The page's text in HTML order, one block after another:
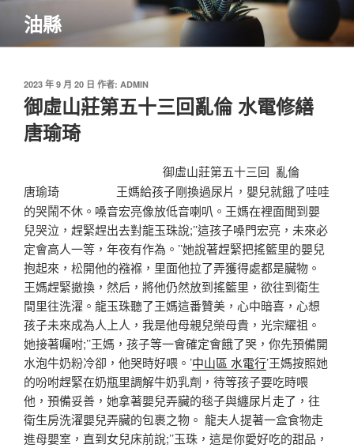
主
油縣
發
佈
於
2023 年 9 月 20 日 作者: ADMIN
御虛山莊第五十三回亂倫 水電修繕
唐瑜琦
御虛山莊第五十三回
亂倫
唐瑜琦
王媽給孩子剛換過尿片，嬰兒就餓了哇哇
的哭鬧不休。嗓音宏亮像放低音喇叭。王媽在裡面聞到嬰
兒哭泣，趕緊趕出去對龍玉珠說;’’這孩子嗓門宏亮，未來必
定會高人一等，年夜有作為。’’她說著趕緊把搖籃里的嬰兒
抱起來，松開他的襁褓，里面他拉了弄獲得處都是臟物。
王媽趕緊撤換，然后，將他仍然放到搖籃里，欲往到衛生
間里往洗濯。龍玉珠聽了王媽這番贊美，心中暗喜，心想
孩子未來成為人上人，我是他母親兒榮母貴，光宗耀祖。
她接著囑咐;’’王媽，孩子等一會確定會餓了哭，你先預備開
水泡牛奶粉冷卻，他哭時好喂。’中山區 水電行’王媽按照她
的吩咐趕緊在奶瓶里調解牛奶乳劑，待等孩子要吃時喂
他，預備妥善，她拿著嬰兒弄臟的毯子與纏尿片走了，往
衛生房洗濯嬰兒弄臟的包裹之物。 龍夫人提著一盒食物走
進母嬰室，直到女兒床前說;’’玉珠，這是你愛好吃的甜品，